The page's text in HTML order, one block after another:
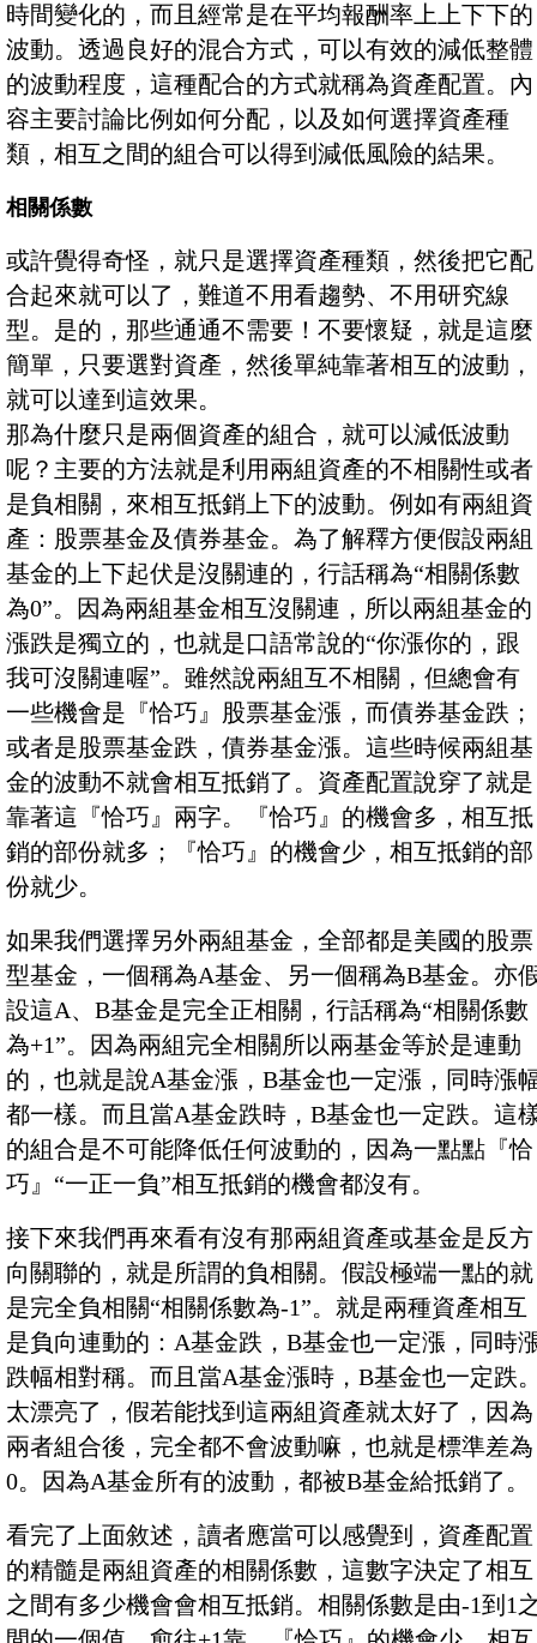
時間變化的，而且經常是在平均報酬率上上下下的
波動。透過良好的混合方式，可以有效的減低整體
的波動程度，這種配合的方式就稱為資產配置。內
容主要討論比例如何分配，以及如何選擇資產種
類，相互之間的組合可以得到減低風險的結果。
相關係數
或許覺得奇怪，就只是選擇資產種類，然後把它配
合起來就可以了，難道不用看趨勢、不用研究線
型。是的，那些通通不需要！不要懷疑，就是這麼
簡單，只要選對資產，然後單純靠著相互的波動，
就可以達到這效果。
那為什麼只是兩個資產的組合，就可以減低波動
呢？主要的方法就是利用兩組資產的不相關性或者
是負相關，來相互抵銷上下的波動。例如有兩組資
產：股票基金及債券基金。為了解釋方便假設兩組
基金的上下起伏是沒關連的，行話稱為“相關係數
為0”。因為兩組基金相互沒關連，所以兩組基金的
漲跌是獨立的，也就是口語常說的“你漲你的，跟
我可沒關連喔”。雖然說兩組互不相關，但總會有
一些機會是『恰巧』股票基金漲，而債券基金跌；
或者是股票基金跌，債券基金漲。這些時候兩組基
金的波動不就會相互抵銷了。資產配置說穿了就是
靠著這『恰巧』兩字。『恰巧』的機會多，相互抵
銷的部份就多；『恰巧』的機會少，相互抵銷的部
份就少。
如果我們選擇另外兩組基金，全部都是美國的股票
型基金，一個稱為A基金、另一個稱為B基金。亦
設這A、B基金是完全正相關，行話稱為“相關係數
為+1”。因為兩組完全相關所以兩基金等於是連動
的，也就是說A基金漲，B基金也一定漲，同時漲
都一樣。而且當A基金跌時，B基金也一定跌。這
的組合是不可能降低任何波動的，因為一點點『恰
巧』“一正一負”相互抵銷的機會都沒有。
接下來我們再來看有沒有那兩組資產或基金是反方
向關聯的，就是所謂的負相關。假設極端一點的就
是完全負相關“相關係數為-1”。就是兩種資產相互
是負向連動的：A基金跌，B基金也一定漲，同時
跌幅相對稱。而且當A基金漲時，B基金也一定跌
太漂亮了，假若能找到這兩組資產就太好了，因為
兩者組合後，完全都不會波動嘛，也就是標準差為
0。因為A基金所有的波動，都被B基金給抵銷了。
看完了上面敘述，讀者應當可以感覺到，資產配置
的精髓是兩組資產的相關係數，這數字決定了相互
之間有多少機會會相互抵銷。相關係數是由-1到1